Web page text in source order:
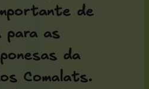
de
para as
da
Comalats.